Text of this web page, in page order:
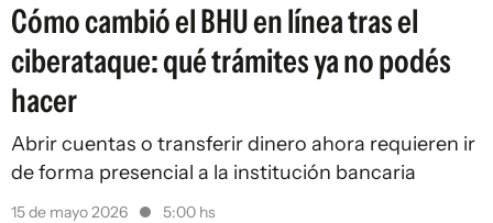
Cómo cambió el BHU en línea tras el
ciberataque: qué trámites ya no podés
hacer
Abrir cuentas o transferir dinero ahora requieren ir
de forma presencial a la institución bancaria
15 de mayo 2026 5:00 hs